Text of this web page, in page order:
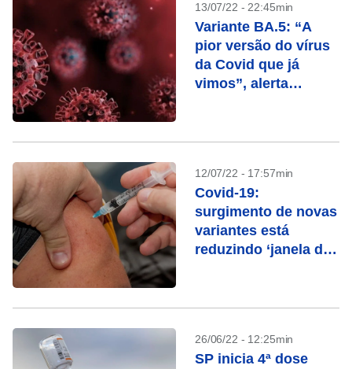
13/07/22 - 22:45min
Variante BA.5: “A
pior versão do vírus
da Covid que já
vimos”, alerta
12/07/22 - 17:57min
Covid-19:
surgimento de novas
variantes está
reduzindo ‘janela de
26/06/22 - 12:25min
SP inicia 4ª dose